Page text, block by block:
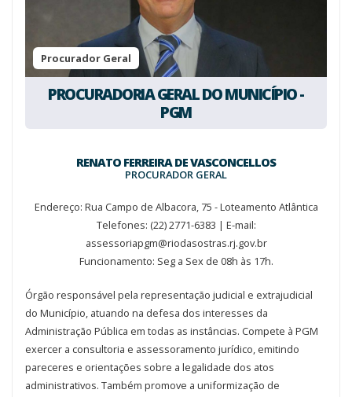
Procurador Geral
PROCURADORIA GERAL DO MUNICÍPIO -
PGM
RENATO FERREIRA DE VASCONCELLOS
PROCURADOR GERAL
Endereço: Rua Campo de Albacora, 75 - Loteamento Atlântica
Telefones: (22) 2771-6383 | E-mail:
assessoriapgm@riodasostras.rj.gov.br
Funcionamento: Seg a Sex de 08h às 17h.
Órgão responsável pela representação judicial e extrajudicial
do Município, atuando na defesa dos interesses da
Administração Pública em todas as instâncias. Compete à PGM
exercer a consultoria e assessoramento jurídico, emitindo
pareceres e orientações sobre a legalidade dos atos
administrativos. Também promove a uniformização de